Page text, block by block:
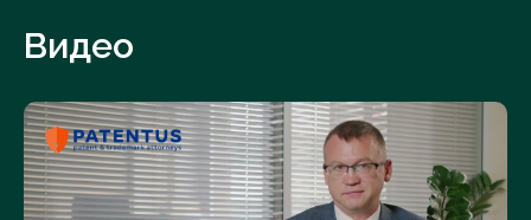
Видео